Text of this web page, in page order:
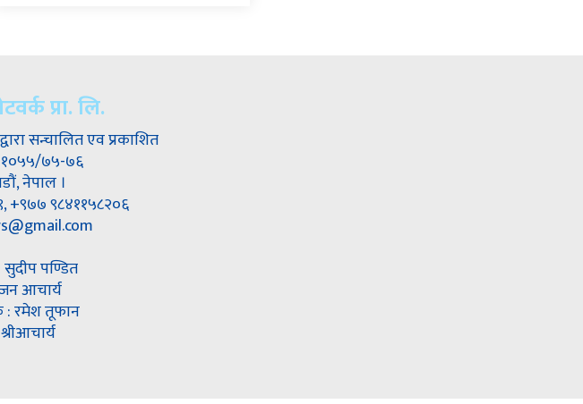
प्रा. लि.
सन्चालित एव प्रकाशित
१०५५/७५-७६
नेपाल ।
+९७७ ९८४११५८२०६
पण्डित
आचार्य
: रमेश तूफान